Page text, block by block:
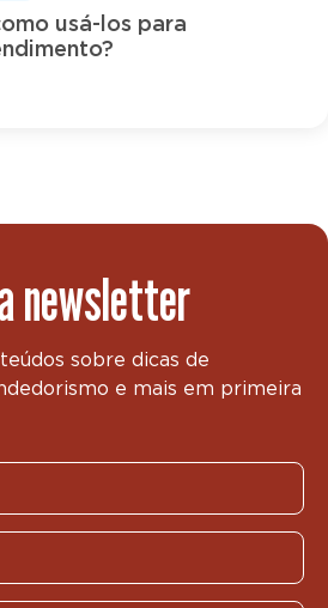
usá-los para
newsletter
sobre dicas de
e mais em primeira